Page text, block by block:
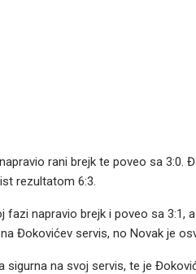
rani brejk te poveo sa 3:0.
rezultatom 6:3.
napravio brejk i poveo sa 3:1,
Đokovićev servis, no Novak je
sigurna na svoj servis, te je